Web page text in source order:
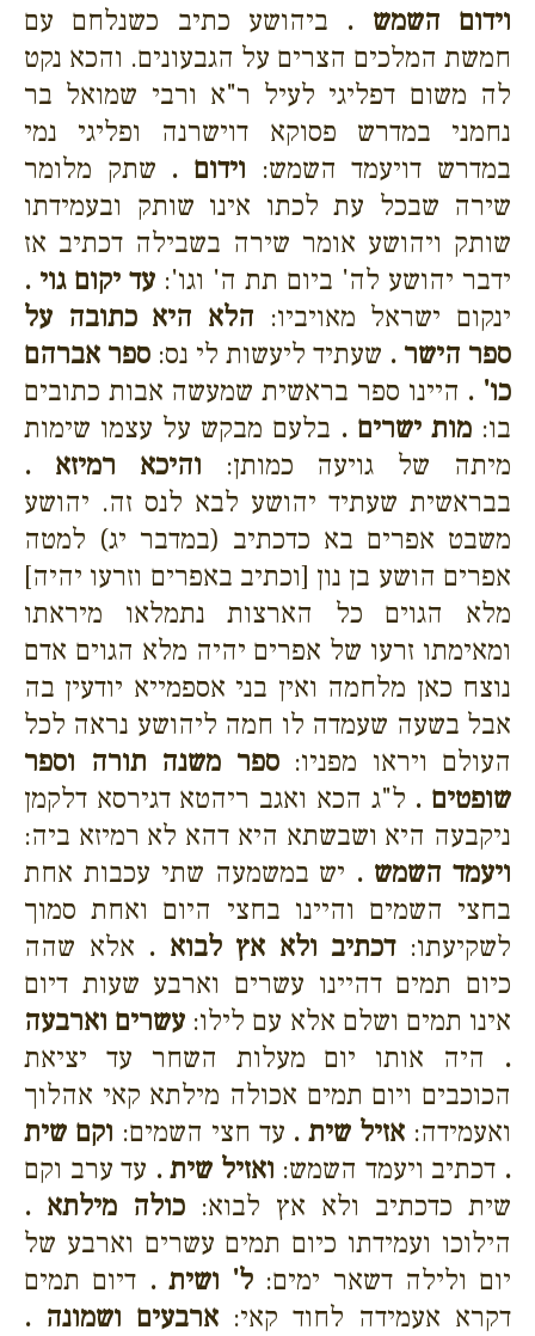
וידום השמש . ביהושע כתיב כשנלחם עם
חמשת המלכים הצרים על הגבעונים. והכא נקט
לה משום דפליגי לעיל ר"א ורבי שמואל בר
נחמני במדרש פסוקא דוישרנה ופליגי נמי
במדרש דויעמד השמש: וידום . שתק מלומר
שירה שבכל עת לכתו אינו שותק ובעמידתו
שותק ויהושע אומר שירה בשבילה דכתיב אז
ידבר יהושע לה' ביום תת ה' וגו': עד יקום גוי .
ינקום ישראל מאויביו: הלא היא כתובה על
ספר הישר . שעתיד ליעשות לי נס: ספר אברהם
כו' . היינו ספר בראשית שמעשה אבות כתובים
בו: מות ישרים . בלעם מבקש על עצמו שימות
מיתה של גויעה כמותן: והיכא רמיזא .
בבראשית שעתיד יהושע לבא לנס זה. יהושע
משבט אפרים בא כדכתיב (במדבר יג) למטה
אפרים הושע בן נון [וכתיב באפרים וזרעו יהיה]
מלא הגוים כל הארצות נתמלאו מיראתו
ומאימתו זרעו של אפרים יהיה מלא הגוים אדם
נוצח כאן מלחמה ואין בני אספמייא יודעין בה
אבל בשעה שעמדה לו חמה ליהושע נראה לכל
העולם ויראו מפניו:ספר משנה תורה וספר
שופטים . ל"ג הכא ואגב ריהטא דגירסא דלקמן
ניקבעה היא ושבשתא היא דהא לא רמיזא ביה:
ויעמד השמש . יש במשמעה שתי עכבות אחת
בחצי השמים והיינו בחצי היום ואחת סמוך
לשקיעתו:דכתיב ולא אץ לבוא . אלא שהה
כיום תמים דהיינו עשרים וארבע שעות דיום
אינו תמים ושלם אלא עם לילו: עשרים וארבעה
. היה אותו יום מעלות השחר עד יציאת
הכוכבים ויום תמים אכולה מילתא קאי אהלוך
ואעמידה: אזיל שית . עד חצי השמים: וקם שית
. דכתיב ויעמד השמש: ואזיל שית . עד ערב וקם
שית כדכתיב ולא אץ לבוא: כולה מילתא .
הילוכו ועמידתו כיום תמים עשרים וארבע של
יום ולילה דשאר ימים: ל' ושית . דיום תמים
דקרא אעמידה לחוד קאי: ארבעים ושמונה .